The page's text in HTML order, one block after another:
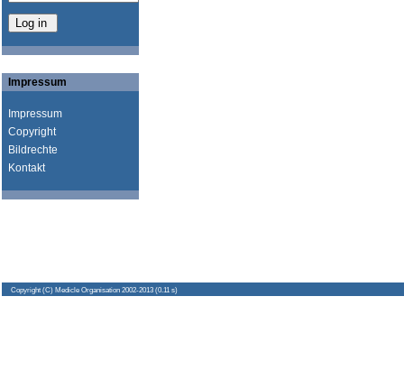
Impressum
Impressum
Copyright
Bildrechte
Kontakt
Copyright (C) Medicle Organisation 2002-2013 (0.11 s)